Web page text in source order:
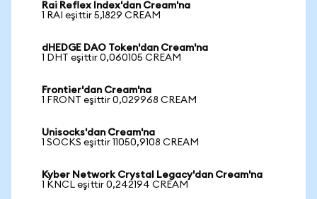
Rai Reflex Index'dan Cream'na
1 RAI eşittir 5,1829 CREAM
dHEDGE DAO Token'dan Cream'na
1 DHT eşittir 0,060105 CREAM
Frontier'dan Cream'na
1 FRONT eşittir 0,029968 CREAM
Unisocks'dan Cream'na
1 SOCKS eşittir 11050,9108 CREAM
Kyber Network Crystal Legacy'dan Cream'na
1 KNCL eşittir 0,242194 CREAM